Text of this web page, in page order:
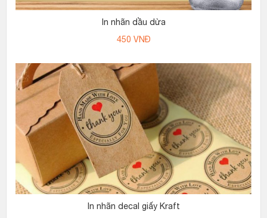
In nhãn dầu dừa
450 VNĐ
In nhãn decal giấy Kraft